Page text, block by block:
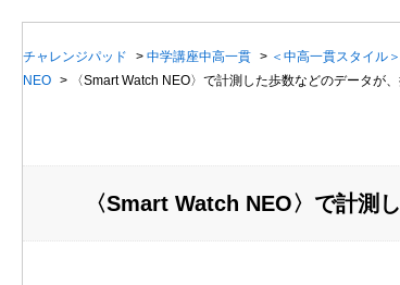
チャレンジパッド > 中学講座中高一貫 > ＜中高一貫スタイル
NEO > 〈Smart Watch NEO〉で計測した歩数などのデータが
〈Smart Watch NEO〉で計測